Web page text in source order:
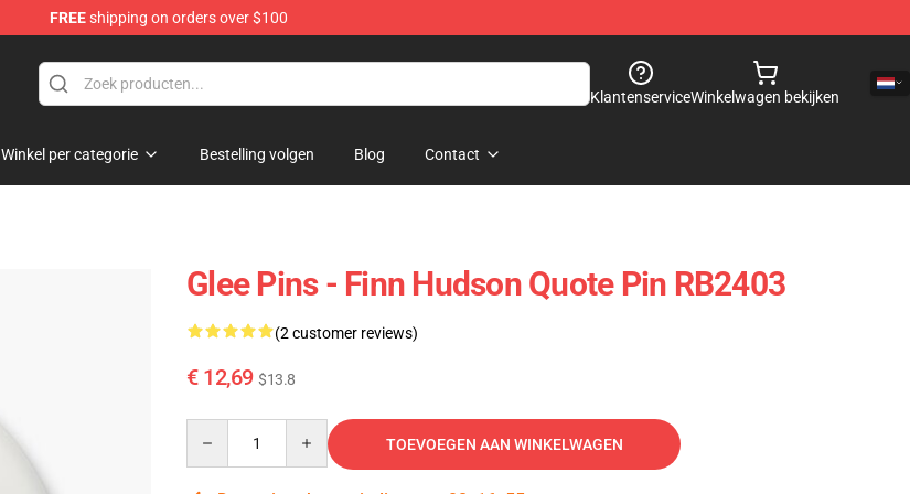
FREEshipping on orders over $100
KlantenserviceWinkelwagen bekijken
Winkel per categorie Bestelling volgen Blog Contact
Glee Pins - Finn Hudson Quote Pin RB2403
(2 customer reviews)
€ 12,69 $13.8
TOEVOEGEN AAN WINKELWAGEN